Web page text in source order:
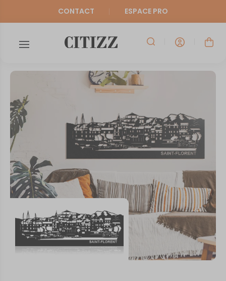
CONTACT ESPACE PRO